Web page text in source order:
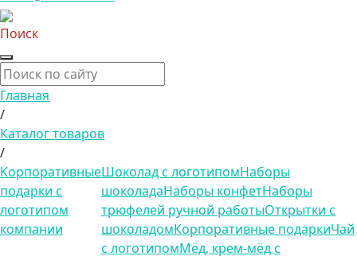
Поиск
Главная
/
Каталог товаров
/
Корпоративные
подарки с
логотипом
компании
Шоколад с логотипомНаборы
шоколадаНаборы конфетНаборы
трюфелей ручной работыОткрытки с
шоколадомКорпоративные подаркиЧай
с логотипомМёд, крем-мёд с